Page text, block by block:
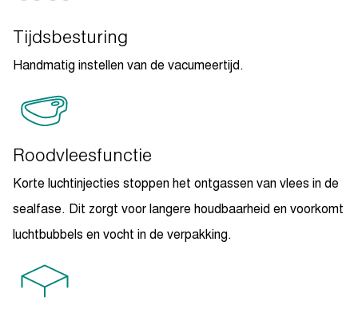
Tijdsbesturing
Handmatig instellen van de vacumeertijd.
Roodvleesfunctie
Korte luchtinjecties stoppen het ontgassen van vlees in de
sealfase. Dit zorgt voor langere houdbaarheid en voorkomt
luchtbubbels en vocht in de verpakking.